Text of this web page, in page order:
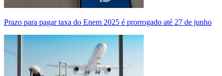
Prazo para pagar taxa do Enem 2025 é prorrogado até 27 de junho